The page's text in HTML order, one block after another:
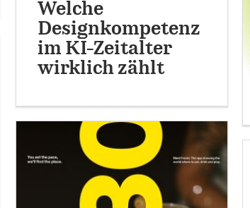
Welche
Designkompetenz
im KI-Zeitalter
wirklich zählt